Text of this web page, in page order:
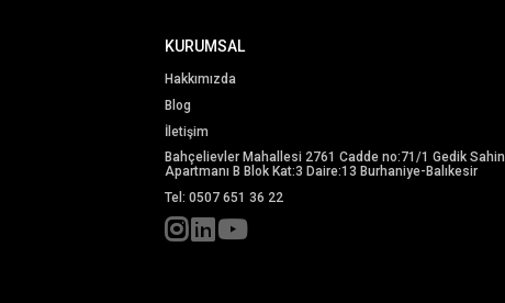
KURUMSAL
Hakkımızda
Blog
İletişim
Bahçelievler Mahallesi 2761 Cadde no:71/1 Gedik Sahin
Apartmanı B Blok Kat:3 Daire:13 Burhaniye-Balıkesir
Tel: 0507 651 36 22